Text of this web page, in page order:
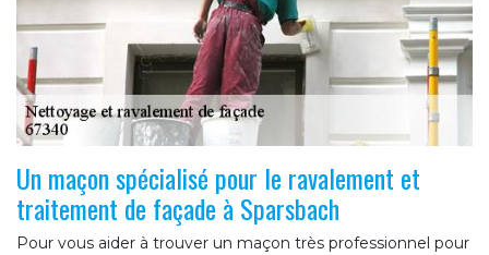
Un maçon spécialisé pour le ravalement et
traitement de façade à Sparsbach
Pour vous aider à trouver un maçon très professionnel pour